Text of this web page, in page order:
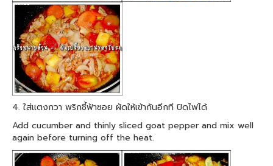
4. ใส่แตงกวา พริกชี้ฟ้าซอย ผัดให้เข้ากันอีกที ปิดไฟได้
Add cucumber and thinly sliced goat pepper and mix well
again before turning off the heat.